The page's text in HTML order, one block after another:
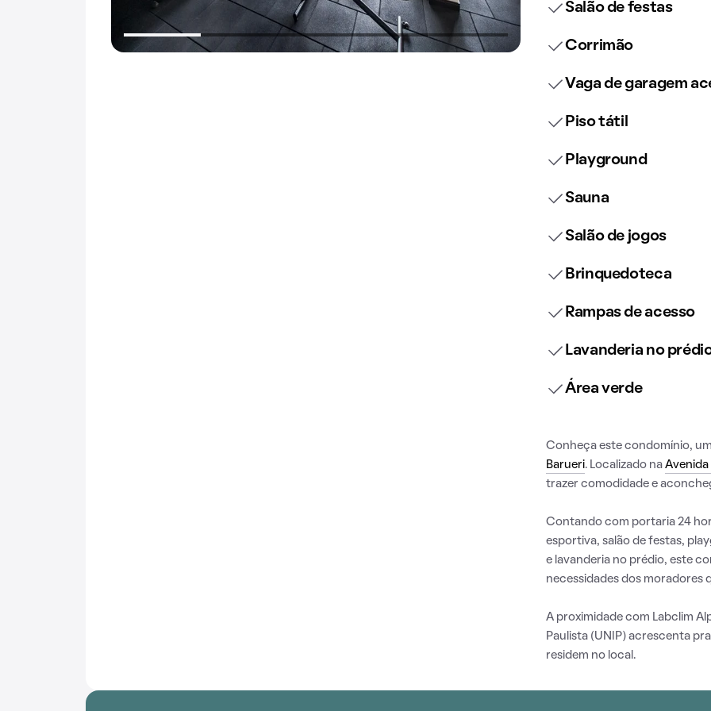
Salão de festas
Corrimão
Vaga de garagem
Piso tátil
Playground
Sauna
Salão de jogos
Brinquedoteca
Rampas de acesso
Lavanderia no
Área verde
Conheça este condomínio,
Barueri. Localizado na Avenida
trazer comodidade e
Contando com portaria 24
esportiva, salão de festas,
e lavanderia no prédio, este
necessidades dos moradores
A proximidade com Labclim
Paulista (UNIP) acrescenta
residem no local.